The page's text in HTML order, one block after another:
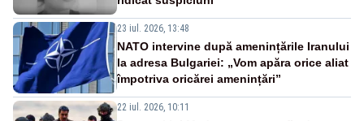
23 iul. 2026, 13:48
NATO intervine după amenințările Iranului
la adresa Bulgariei: „Vom apăra orice aliat
împotriva oricărei amenințări”
22 iul. 2026, 10:11